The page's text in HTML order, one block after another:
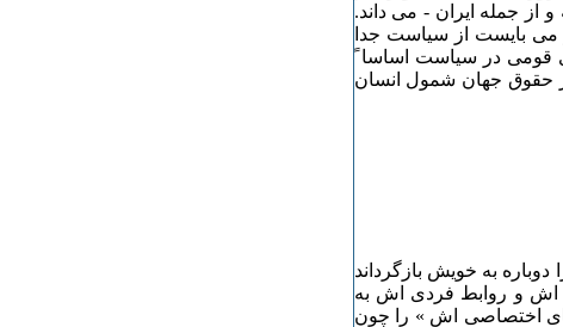
از جمله ایران - می داند.
بایست از سیاست جدا
قومی در سیاست اساسا
حقوق جهان شمول انسان
دوباره به خویش بازگرداند
اش و روابط فردی اش به
های اختصاصی اش » را چون